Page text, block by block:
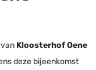
Kloosterhof Oene
deze bijeenkomst